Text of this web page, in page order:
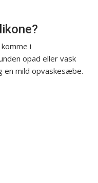
i
opad eller vask
en mild opvaskesæbe.